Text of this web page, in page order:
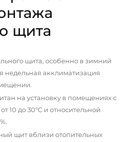
щита
щита, особенно в зимний
недельная акклиматизация
на установку в помещениях с
10 до 30°С и относительной
щит вблизи отопительных